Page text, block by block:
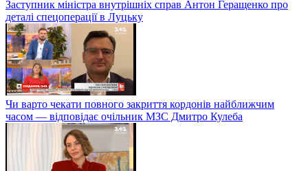
Заступник міністра внутрішніх справ Антон Геращенко про
деталі спецоперації в Луцьку
Чи варто чекати повного закриття кордонів найближчим
часом — відповідає очільник МЗС Дмитро Кулеба